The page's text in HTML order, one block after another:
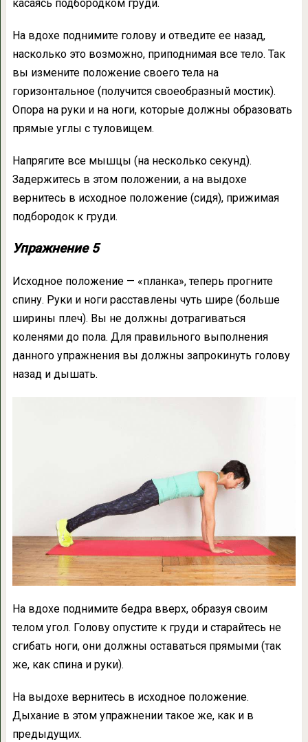
касаясь подбородком груди.
На вдохе поднимите голову и отведите ее назад,
насколько это возможно, приподнимая все тело. Так
вы измените положение своего тела на
горизонтальное (получится своеобразный мостик).
Опора на руки и на ноги, которые должны образовать
прямые углы с туловищем.
Напрягите все мышцы (на несколько секунд).
Задержитесь в этом положении, а на выдохе
вернитесь в исходное положение (сидя), прижимая
подбородок к груди.
Упражнение 5
Исходное положение — «планка», теперь прогните
спину. Руки и ноги расставлены чуть шире (больше
ширины плеч). Вы не должны дотрагиваться
коленями до пола. Для правильного выполнения
данного упражнения вы должны запрокинуть голову
назад и дышать.
На вдохе поднимите бедра вверх, образуя своим
телом угол. Голову опустите к груди и старайтесь не
сгибать ноги, они должны оставаться прямыми (так
же, как спина и руки).
На выдохе вернитесь в исходное положение.
Дыхание в этом упражнении такое же, как и в
предыдущих.